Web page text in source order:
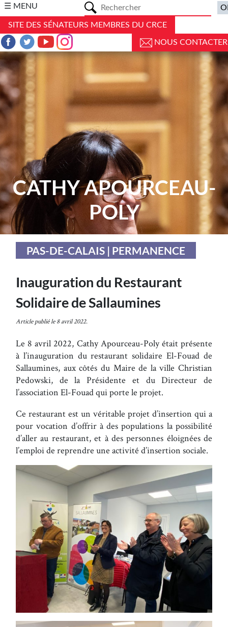
☰ MENU
SITE DES SÉNATEURS MEMBRES DU CRCE
NOUS CONTACTER
CATHY APOURCEAU-
POLY
PAS-DE-CALAIS | PERMANENCE
Inauguration du Restaurant
Solidaire de Sallaumines
Article publié le 8 avril 2022.
Le 8 avril 2022, Cathy Apourceau-Poly était présente
à l’inauguration du restaurant solidaire El-Fouad de
Sallaumines, aux côtés du Maire de la ville Christian
Pedowski, de la Présidente et du Directeur de
l’association El-Fouad qui porte le projet.
Ce restaurant est un véritable projet d’insertion qui a
pour vocation d’offrir à des populations la possibilité
d’aller au restaurant, et à des personnes éloignées de
l’emploi de reprendre une activité d’insertion sociale.